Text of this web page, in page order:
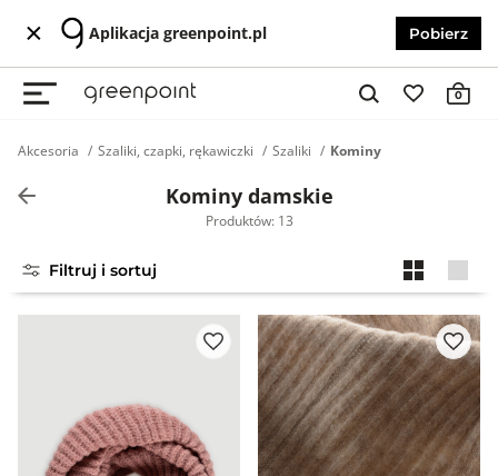
Aplikacja greenpoint.pl Pobierz
0
Akcesoria Szaliki, czapki, rękawiczki Szaliki Kominy
Kominy damskie
Produktów: 13
Filtruj i sortuj